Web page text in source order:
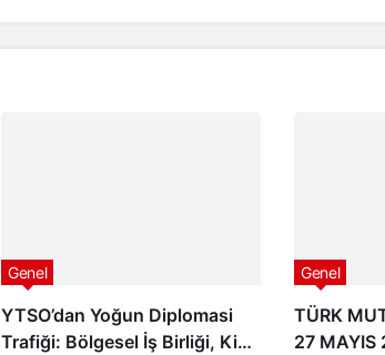
YTSO’dan Yoğun Diplomasi
Trafiği: Bölgesel İş Birliği, Kivi
Genel
TÜRK
27 MAYIS
Genel